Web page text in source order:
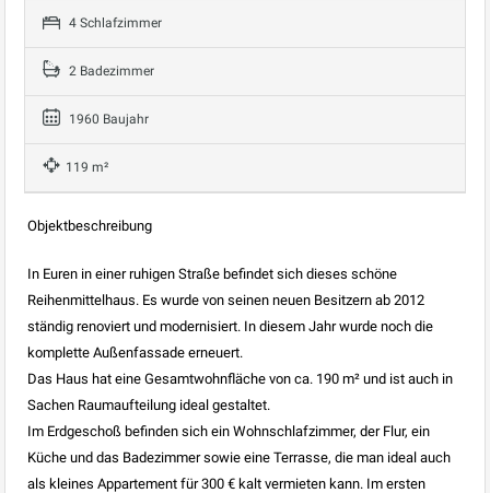
4 Schlafzimmer
2 Badezimmer
1960 Baujahr
119 m²
Objektbeschreibung
In Euren in einer ruhigen Straße befindet sich dieses schöne
Reihenmittelhaus. Es wurde von seinen neuen Besitzern ab 2012
ständig renoviert und modernisiert. In diesem Jahr wurde noch die
komplette Außenfassade erneuert.
Das Haus hat eine Gesamtwohnfläche von ca. 190 m² und ist auch in
Sachen Raumaufteilung ideal gestaltet.
Im Erdgeschoß befinden sich ein Wohnschlafzimmer, der Flur, ein
Küche und das Badezimmer sowie eine Terrasse, die man ideal auch
als kleines Appartement für 300 € kalt vermieten kann. Im ersten